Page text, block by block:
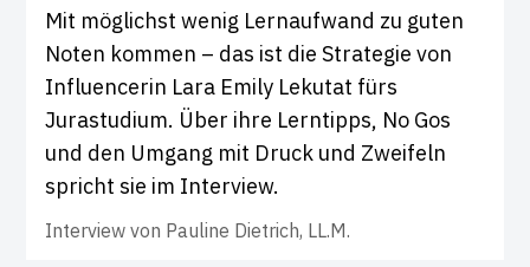
Mit möglichst wenig Lernaufwand zu guten
Noten kommen – das ist die Strategie von
Influencerin Lara Emily Lekutat fürs
Jurastudium. Über ihre Lerntipps, No Gos
und den Umgang mit Druck und Zweifeln
spricht sie im Interview.
Interview von Pauline Dietrich, LL.M.